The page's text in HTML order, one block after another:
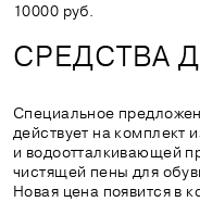
10000 руб.
СРЕДСТВА
Специальное
действует на комплект
и водоотталкивающей
чистящей пены для
Новая цена появится в